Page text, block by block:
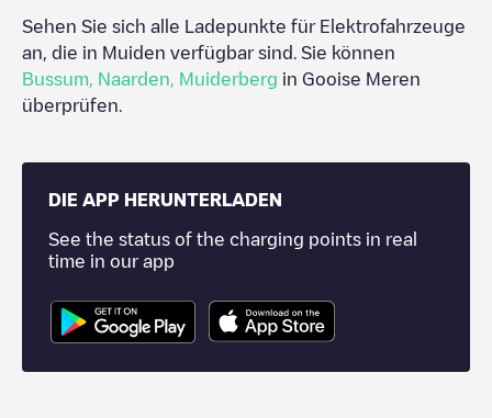
Sehen Sie sich alle Ladepunkte für Elektrofahrzeuge
an, die in Muiden verfügbar sind. Sie können
Bussum
Naarden Muiderberg in Gooise Meren
überprüfen.
DIE APP HERUNTERLADEN
See the status of the charging points in real
time in our app